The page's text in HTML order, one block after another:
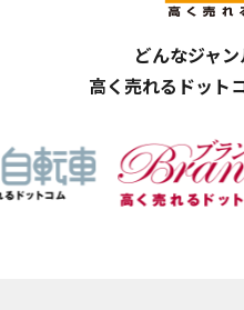
どんなジャ
高く売れるドット